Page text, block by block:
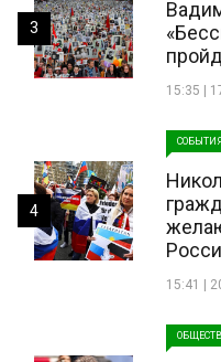
15:35 |
3
СОБЫТИЯ
15:41 |
4